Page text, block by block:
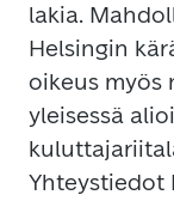
lakia.
Helsingin
oikeus myös
yleisessä
Yhteystiedot